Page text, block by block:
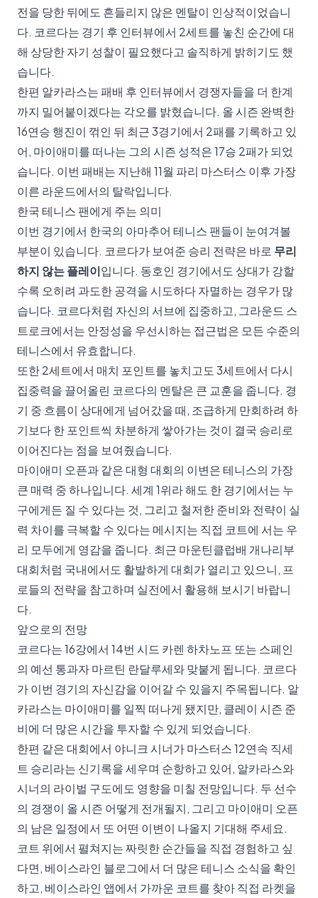
전을 당한 뒤에도 흔들리지 않은 멘탈이 인상적이었습니
다. 코르다는 경기 후 인터뷰에서 2세트를 놓친 순간에 대
해 상당한 자기 성찰이 필요했다고 솔직하게 밝히기도 했
습니다.
한편 알카라스는 패배 후 인터뷰에서 경쟁자들을 더 한계
까지 밀어붙이겠다는 각오를 밝혔습니다. 올 시즌 완벽한
16연승 행진이 꺾인 뒤 최근 3경기에서 2패를 기록하고 있
어, 마이애미를 떠나는 그의 시즌 성적은 17승 2패가 되었
습니다. 이번 패배는 지난해 11월 파리 마스터스 이후 가장
이른 라운드에서의 탈락입니다.
한국 테니스 팬에게 주는 의미
이번 경기에서 한국의 아마추어 테니스 팬들이 눈여겨볼
부분이 있습니다. 코르다가 보여준 승리 전략은 바로 무리
하지 않는 플레이입니다. 동호인 경기에서도 상대가 강할
수록 오히려 과도한 공격을 시도하다 자멸하는 경우가 많
습니다. 코르다처럼 자신의 서브에 집중하고, 그라운드 스
트로크에서는 안정성을 우선시하는 접근법은 모든 수준의
테니스에서 유효합니다.
또한 2세트에서 매치 포인트를 놓치고도 3세트에서 다시
집중력을 끌어올린 코르다의 멘탈은 큰 교훈을 줍니다. 경
기 중 흐름이 상대에게 넘어갔을 때, 조급하게 만회하려 하
기보다 한 포인트씩 차분하게 쌓아가는 것이 결국 승리로
이어진다는 점을 보여줬습니다.
마이애미 오픈과 같은 대형 대회의 이변은 테니스의 가장
큰 매력 중 하나입니다. 세계 1위라 해도 한 경기에서는 누
구에게든 질 수 있다는 것, 그리고 철저한 준비와 전략이 실
력 차이를 극복할 수 있다는 메시지는 직접 코트에 서는 우
리 모두에게 영감을 줍니다. 최근 마운틴클럽배 개나리부
대회처럼 국내에서도 활발하게 대회가 열리고 있으니, 프
로들의 전략을 참고하며 실전에서 활용해 보시기 바랍니
다.
앞으로의 전망
코르다는 16강에서 14번 시드 카렌 하차노프 또는 스페인
의 예선 통과자 마르틴 란달루세와 맞붙게 됩니다. 코르다
가 이번 경기의 자신감을 이어갈 수 있을지 주목됩니다. 알
카라스는 마이애미를 일찍 떠나게 됐지만, 클레이 시즌 준
비에 더 많은 시간을 투자할 수 있게 되었습니다.
한편 같은 대회에서 야니크 시너가 마스터스 12연속 직세
트 승리라는 신기록을 세우며 순항하고 있어, 알카라스와
시너의 라이벌 구도에도 영향을 미칠 전망입니다. 두 선수
의 경쟁이 올 시즌 어떻게 전개될지, 그리고 마이애미 오픈
의 남은 일정에서 또 어떤 이변이 나올지 기대해 주세요.
코트 위에서 펼쳐지는 짜릿한 순간들을 직접 경험하고 싶
다면, 베이스라인 블로그에서 더 많은 테니스 소식을 확인
하고, 베이스라인 앱에서 가까운 코트를 찾아 직접 라켓을